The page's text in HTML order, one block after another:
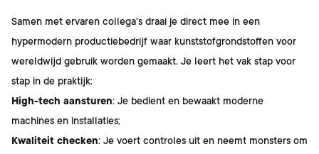
Samen met ervaren collega's draai je direct mee in een
hypermodern productiebedrijf waar kunststofgrondstoffen voor
wereldwijd gebruik worden gemaakt. Je leert het vak stap voor
stap in de praktijk:
High-tech aansturen: Je bedient en bewaakt moderne
machines en installaties;
Kwaliteit checken: Je voert controles uit en neemt monsters om